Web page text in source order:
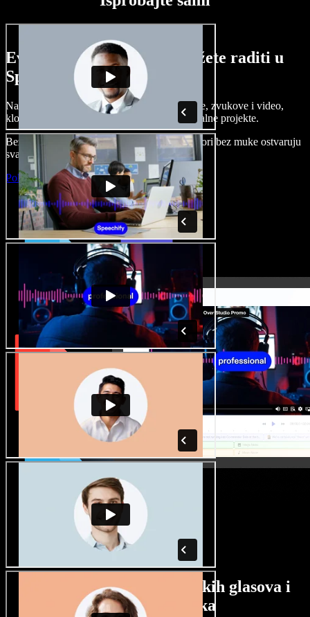
Evo malog pregleda što možete raditi u
Speechify Studiju.
Napravite voice overe, dodajte besplatne slike, zvukove i video,
klonirajte svoj glas i složite sjajne audio-vizualne projekte.
Bez učenja i sve dostupno u pregledniku, autori bez muke ostvaruju
svaku kreativnu ideju.
Pokreni Studio
Veliki izbor muških i ženskih glasova i
raznih naglasaka